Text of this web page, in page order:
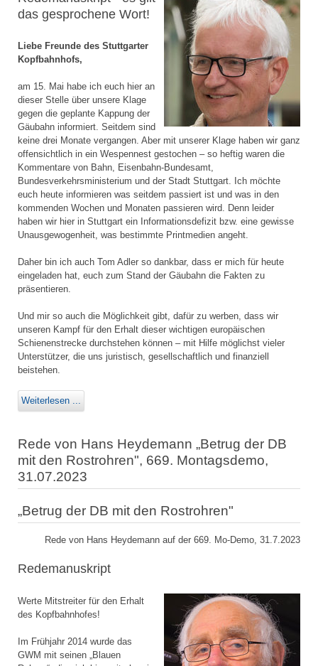
das gesprochene Wort!
Liebe Freunde des Stuttgarter
Kopfbahnhofs,
am 15. Mai habe ich euch hier an
dieser Stelle über unsere Klage
gegen die geplante Kappung der
Gäubahn informiert. Seitdem sind
keine drei Monate vergangen. Aber mit unserer Klage haben wir ganz
offensichtlich in ein Wespennest gestochen – so heftig waren die
Kommentare von Bahn, Eisenbahn-Bundesamt,
Bundesverkehrsministerium und der Stadt Stuttgart. Ich möchte
euch heute informieren was seitdem passiert ist und was in den
kommenden Wochen und Monaten passieren wird. Denn leider
haben wir hier in Stuttgart ein Informationsdefizit bzw. eine gewisse
Unausgewogenheit, was bestimmte Printmedien angeht.
Daher bin ich auch Tom Adler so dankbar, dass er mich für heute
eingeladen hat, euch zum Stand der Gäubahn die Fakten zu
präsentieren.
Und mir so auch die Möglichkeit gibt, dafür zu werben, dass wir
unseren Kampf für den Erhalt dieser wichtigen europäischen
Schienenstrecke durchstehen können – mit Hilfe möglichst vieler
Unterstützer, die uns juristisch, gesellschaftlich und finanziell
beistehen.
Weiterlesen ...
Rede von Hans Heydemann „Betrug der DB
mit den Rostrohren", 669. Montagsdemo,
31.07.2023
„Betrug der DB mit den Rostrohren"
Rede von Hans Heydemann auf der 669. Mo-Demo, 31.7.2023
Redemanuskript
Werte Mitstreiter für den Erhalt
des Kopfbahnhofes!
Im Frühjahr 2014 wurde das
GWM mit seinen „Blauen